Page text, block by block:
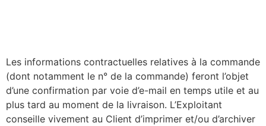
Les informations contractuelles relatives à la commande
(dont notamment le n° de la commande) feront l’objet
d’une confirmation par voie d’e-mail en temps utile et au
plus tard au moment de la livraison. L’Exploitant
conseille vivement au Client d’imprimer et/ou d’archiver